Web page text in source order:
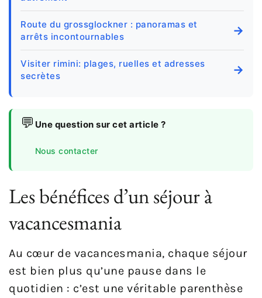
Route du grossglockner : panoramas et
arrêts incontournables
→
Visiter rimini: plages, ruelles et adresses
secrètes
→
💬 Une question sur cet article ?
Nous contacter
Les bénéfices d’un séjour à
vacancesmania
Au cœur de vacancesmania, chaque séjour
est bien plus qu’une pause dans le
quotidien : c’est une véritable parenthèse